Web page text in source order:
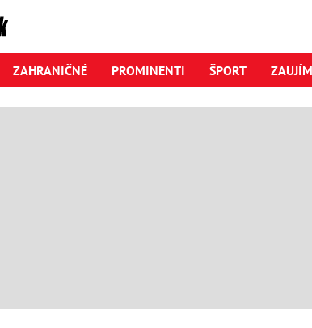
ZAHRANIČNÉ PROMINENTI ŠPORT